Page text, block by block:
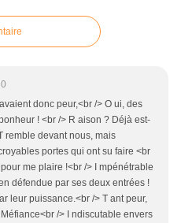
donc peur,<br /> O ui, des
! <br /> R aison ? Déjà est-
remble devant nous, mais
portes qui ont su faire <br
me plaire !<br /> I mpénétrable
défendue par ses deux entrées !
leur puissance.<br /> T ant peur,
/> I ndiscutable envers